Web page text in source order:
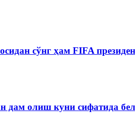
сўнг ҳам FIFA
дам олиш куни сифатида